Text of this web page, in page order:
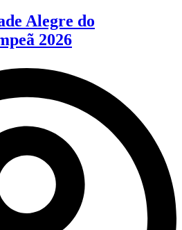
Alegre do
2026